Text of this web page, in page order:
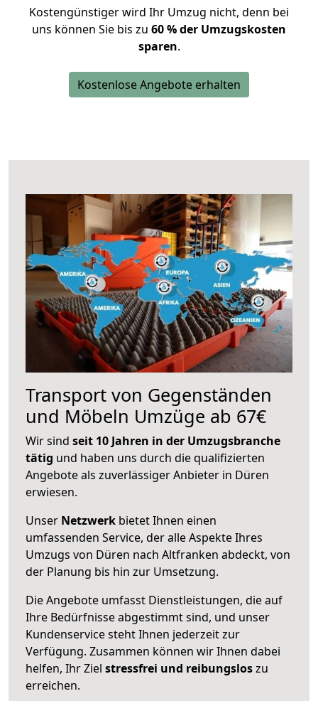
Kostengünstiger wird Ihr Umzug nicht, denn bei
uns können Sie bis zu 60 % der Umzugskosten
sparen.
Kostenlose Angebote erhalten
Transport von Gegenständen
und Möbeln Umzüge ab 67€
Wir sind seit 10 Jahren in der Umzugsbranche
tätig und haben uns durch die qualifizierten
Angebote als zuverlässiger Anbieter in Düren
erwiesen.
Unser Netzwerk bietet Ihnen einen
umfassenden Service, der alle Aspekte Ihres
Umzugs von Düren nach Altfranken abdeckt, von
der Planung bis hin zur Umsetzung.
Die Angebote umfasst Dienstleistungen, die auf
Ihre Bedürfnisse abgestimmt sind, und unser
Kundenservice steht Ihnen jederzeit zur
Verfügung. Zusammen können wir Ihnen dabei
helfen, Ihr Ziel stressfrei und reibungsloszu
erreichen.